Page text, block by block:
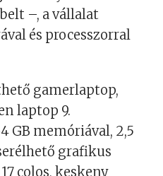
–, a vállalat
és processzorral
gamerlaptop,
laptop 9.
GB memóriával, 2,5
grafikus
colos, keskeny